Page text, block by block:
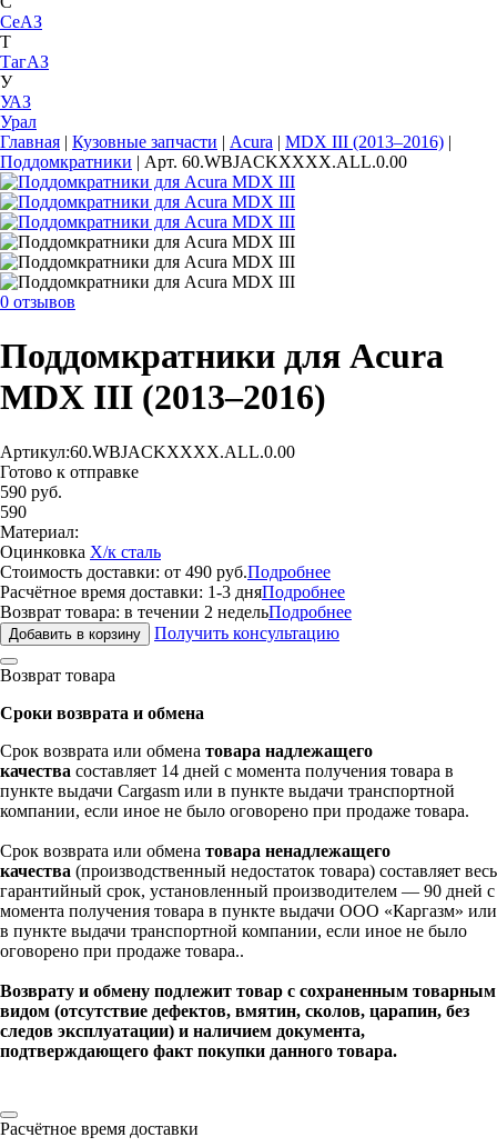
СеАЗ
Т
ТагАЗ
У
УАЗ
Урал
Главная | Кузовные запчасти | Acura | MDX III (2013–2016) |
Поддомкратники | Арт. 60.WBJACKXXXX.ALL.0.00
0 отзывов
Поддомкратники для Acura
MDX III (2013–2016)
Артикул:60.WBJACKXXXX.ALL.0.00
Готово к отправке
590 руб.
590
Материал:
Оцинковка Х/к сталь
Стоимость доставки: от 490 руб.Подробнее
Расчётное время доставки: 1-3 дняПодробнее
Возврат товара: в течении 2 недельПодробнее
Получить консультацию
Возврат товара
Сроки возврата и обмена
Срок возврата или обмена товара надлежащего
качества составляет 14 дней с момента получения товара в
пункте выдачи Cargasm или в пункте выдачи транспортной
компании, если иное не было оговорено при продаже товара.
Срок возврата или обмена товара ненадлежащего
качества (производственный недостаток товара) составляет весь
гарантийный срок, установленный производителем — 90 дней с
момента получения товара в пункте выдачи ООО «Каргазм» или
в пункте выдачи транспортной компании, если иное не было
оговорено при продаже товара..
Возврату и обмену подлежит товар с сохраненным товарным
видом (отсутствие дефектов, вмятин, сколов, царапин, без
следов эксплуатации) и наличием документа,
подтверждающего факт покупки данного товара.
Расчётное время доставки